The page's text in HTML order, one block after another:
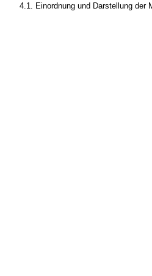
4.1. Einordnung und Darstellung